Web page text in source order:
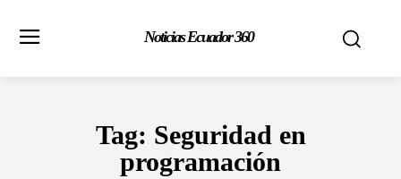
Noticias Ecuador 360
Tag: Seguridad en
programación